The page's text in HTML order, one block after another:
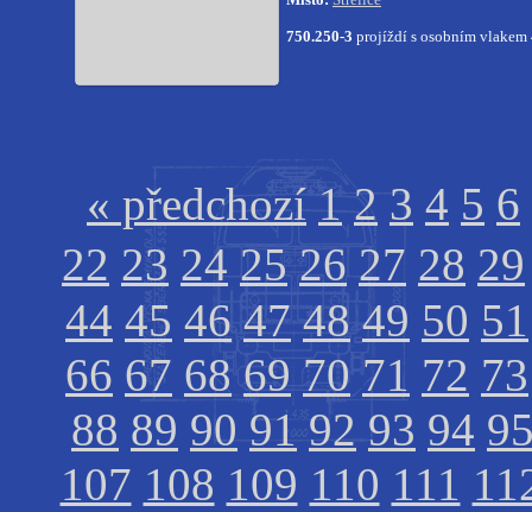
750.250-3 projíždí s osobním vlakem
« předchozí 1 2 3 4 5 6
22 23 24 25 26 27 28 29
44 45 46 47 48 49 50 51
66 67 68 69 70 71 72 73
88 89 90 91 92 93 94
107 108 109 110 111